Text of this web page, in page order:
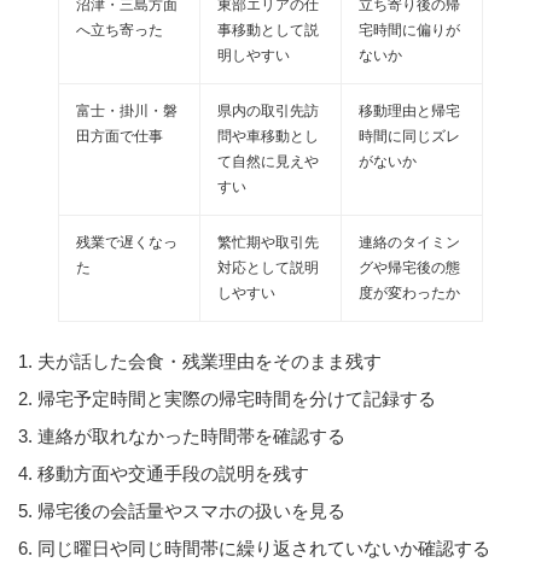
沼津・三島方面
へ立ち寄った
東部エリアの仕
事移動として説
明しやすい
立ち寄り後の帰
宅時間に偏りが
ないか
富士・掛川・磐
田方面で仕事
県内の取引先訪
問や車移動とし
て自然に見えや
すい
移動理由と帰宅
時間に同じズレ
がないか
残業で遅くなっ
た
繁忙期や取引先
対応として説明
しやすい
連絡のタイミン
グや帰宅後の態
度が変わったか
夫が話した会食・残業理由をそのまま残す
帰宅予定時間と実際の帰宅時間を分けて記録する
連絡が取れなかった時間帯を確認する
移動方面や交通手段の説明を残す
帰宅後の会話量やスマホの扱いを見る
同じ曜日や同じ時間帯に繰り返されていないか確認する